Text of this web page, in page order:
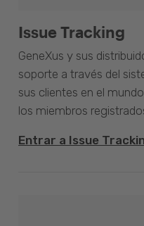
Issue Tracking
GeneXus y sus
soporte a través del
sus clientes en el
los miembros
Entrar a Issue